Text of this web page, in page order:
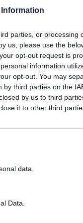
parties, or processing
us, please use the
opt-out request is
information
opt-out. You may
third parties on the
by us to third
it to other third
data.
Data.
δύο από τα
χάνουν τη ζωή